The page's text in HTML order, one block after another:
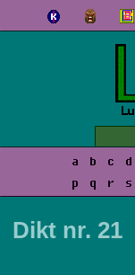
a b c d
p
q r s
Dikt nr. 21